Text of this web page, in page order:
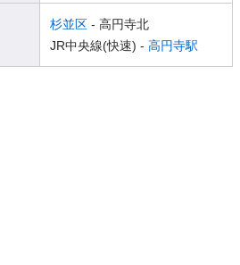
杉並区 - 高円寺北
JR中央線(快速) - 高円寺駅